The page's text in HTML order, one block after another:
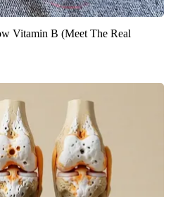
Vitamin B (Meet The Real